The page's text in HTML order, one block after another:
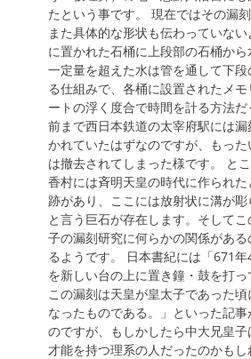
たという事です。 現在ではその漏刻
また具体的な形状も伝わっていな
に置かれた石桶に上段部の石桶から
一定量を超えた水は管を通して下
る仕組みで、各桶に設置されたメ
ートの浮く度合で時間を計る方法
前まで西日本鉄道の太宰府駅には
かれていたはずなのですが、もっ
は撤去されてしまった様です。 と
香村には斉明天皇の時代に作られ
跡があり、ここには放射状に溝が彫
と言う巨石が存在します。そして
子の漏刻研究に何らかの関係があ
るようです。 日本書紀には「671
を新しい台の上に置き鐘・鼓を打っ
この漏刻は天皇が皇太子であった
なったものである。」といった記
のですが、もしかしたら中大兄皇
才能を持つ理系の人だったのかもし